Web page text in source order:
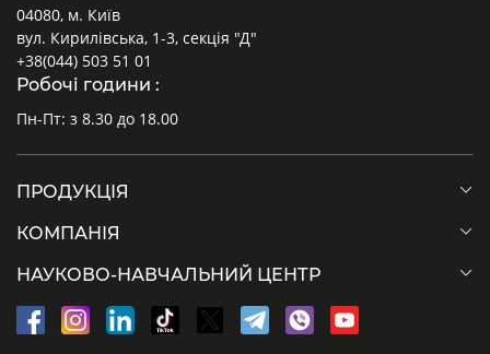
04080, м. Київ
вул. Кирилівська, 1-3, секція "Д"
+38(044) 503 51 01
Робочі години :
Пн-Пт: з 8.30 до 18.00
ПРОДУКЦІЯ
КОМПАНІЯ
НАУКОВО-НАВЧАЛЬНИЙ ЦЕНТР